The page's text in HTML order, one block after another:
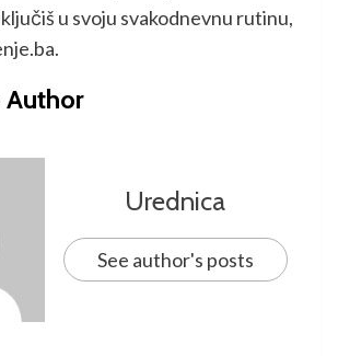
u svoju svakodnevnu rutinu,
Author
Urednica
See author's posts